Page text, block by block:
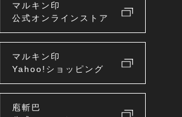
マルキン印
公式オンラインストア
マルキン印
Yahoo!ショッピング
庖斬巴